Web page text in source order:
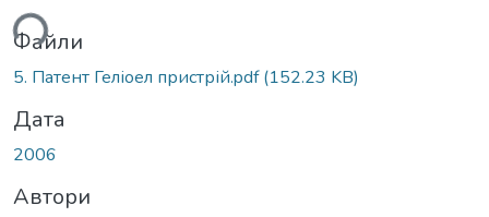
Файли
5. Патент Геліоел пристрій.pdf(152.23 KB)
Дата
2006
Автори